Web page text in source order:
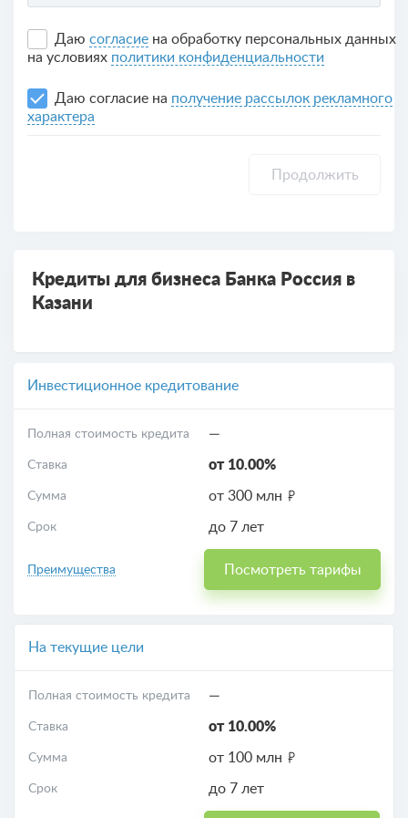
Даю согласие на обработку персональных данных
на условиях политики конфиденциальности
Даю согласие на получение рассылок рекламного
характера
Продолжить
Кредиты для бизнеса Банка Россия в
Казани
Инвестиционное кредитование
Полная стоимость кредита —
Ставка от 10.00%
Сумма от 300 млн
Срок до 7 лет
Преимущества Посмотреть тарифы
На текущие цели
Полная стоимость кредита —
Ставка от 10.00%
Сумма от 100 млн
Срок до 7 лет